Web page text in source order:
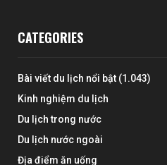
CATEGORIES
Bài viết du lịch nổi bật (1.043)
Kinh nghiệm du lịch
Du lịch trong nước
Du lịch nước ngoài
Địa điểm ăn uống